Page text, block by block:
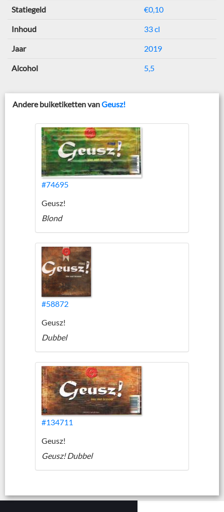
Statiegeld €0,10
Inhoud 33 cl
Jaar 2019
Alcohol 5,5
Andere buiketiketten vanGeusz!
#74695
Geusz!
Blond
#58872
Geusz!
Dubbel
#134711
Geusz!
Geusz! Dubbel